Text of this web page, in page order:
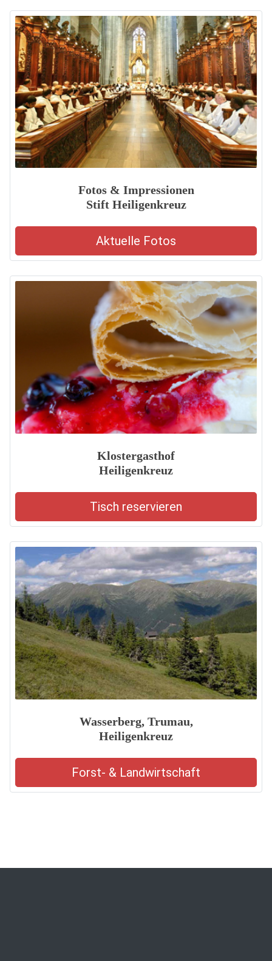
Fotos & Impressionen
Stift Heiligenkreuz
Aktuelle Fotos
Klostergasthof
Heiligenkreuz
Tisch reservieren
Wasserberg, Trumau,
Heiligenkreuz
Forst- & Landwirtschaft